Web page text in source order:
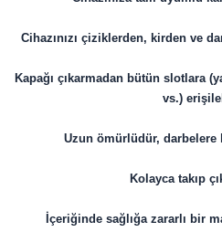
Cihazınızı çiziklerden, kirden ve
Kapağı çıkarmadan bütün slotlara
vs.)
Uzun ömürlüdür, darbelere
Kolayca takıp
İçeriğinde sağlığa zararlı bir